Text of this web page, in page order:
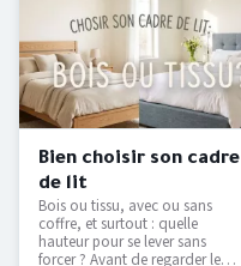
Bien choisir son cadre
de lit
Bois ou tissu, avec ou sans
coffre, et surtout : quelle
hauteur pour se lever sans
forcer ? Avant de regarder les